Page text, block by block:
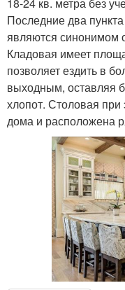
Последние два
являются синонимом
Кладовая имеет
позволяет ездить в
выходным, оставляя
хлопот. Столовая
дома и расположена